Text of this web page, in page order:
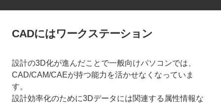
CADにはワークステーション
設計の3D化が進んだことで一般向けパソコンでは、
CAD/CAM/CAEが持つ能力を活かせなくなっていま
す。
設計効率化のために3Dデータには関連する属性情報な